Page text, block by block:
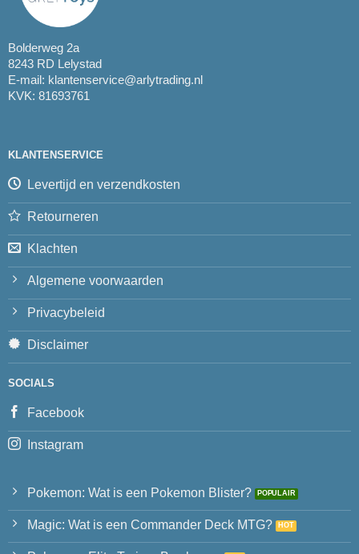
Bolderweg 2a
8243 RD Lelystad
E-mail: klantenservice@arlytrading.nl
KVK: 81693761
KLANTENSERVICE
Levertijd en verzendkosten
Retourneren
Klachten
Algemene voorwaarden
Privacybeleid
Disclaimer
SOCIALS
Facebook
Instagram
Pokemon: Wat is een Pokemon Blister?
Magic: Wat is een Commander Deck MTG?